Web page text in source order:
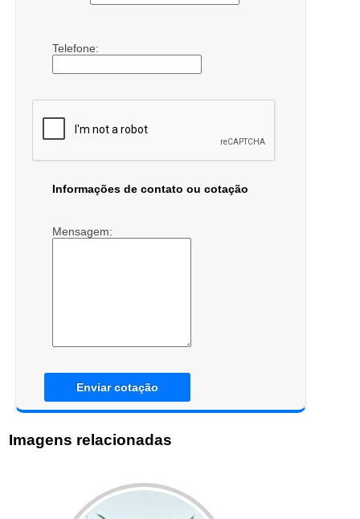
Telefone:
Informações de contato ou cotação
Mensagem:
Enviar cotação
Imagens relacionadas